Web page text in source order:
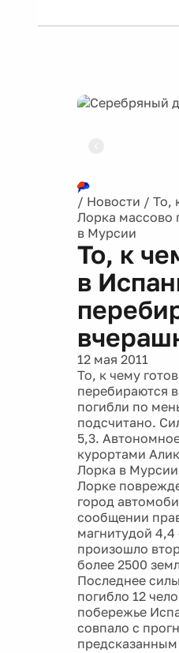
/ Новости / То,
Лорка массово
в Мурсии
То, к
в
12 мая 2011
То, к чему
перебираются
погибли по
подсчитано.
5,3.
курортами
Лорка в Мурсии
Лорке
город
сообщении
магнитудой 4,4
произошло
более 2500
Последнее
погибло 12
побережье
совпало с